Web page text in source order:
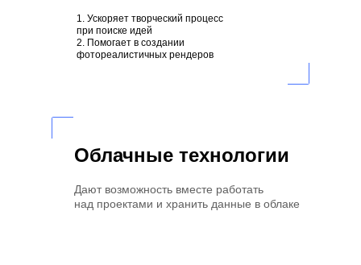
1. Ускоряет творческий процесс
при поиске идей
2. Помогает в создании
фотореалистичных рендеров
Облачные технологии
Дают возможность вместе работать
над проектами и хранить данные в облаке